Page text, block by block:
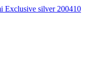
Exclusive silver 200410